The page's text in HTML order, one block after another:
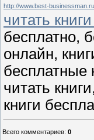
http://www.best-
читать
бесплатно,
онлайн,
бесплатные
читать
книги
Всего комментариев: 0